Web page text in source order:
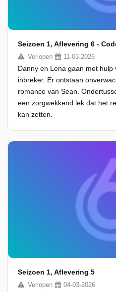
Seizoen 1, Aflevering 6 -
Verlopen 11-03-2026
Danny en Lena gaan met
inbreker. Er ontstaan
romance van Sean.
een zorgwekkend lek dat het
kan zetten.
Seizoen 1, Aflevering 5
Verlopen 04-03-2026